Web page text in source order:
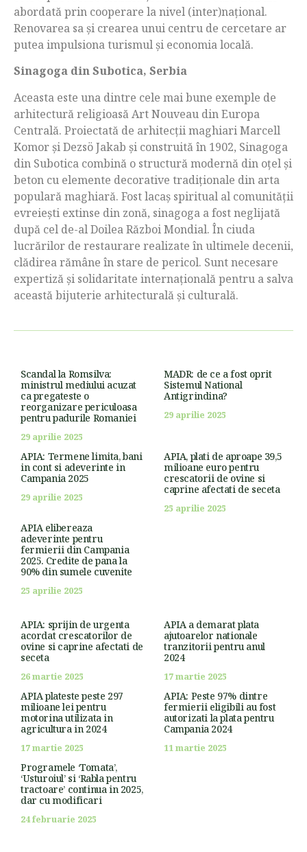
abordată prin cooperare la nivel (inter)național.
Renovarea sa și crearea unui centru de cercetare ar
putea impulsiona turismul și economia locală.
Sinagoga din Subotica, Serbia
Aceasta este una dintre cele mai bune exemple de
arhitectură religioasă Art Nouveau din Europa
Centrală. Proiectată de arhitecții maghiari Marcell
Komor și Dezsö Jakab și construită în 1902, Sinagoga
din Subotica combină o structură modernă din oțel și
beton cu elemente decorative tradiționale din arta
populară maghiară. Fost lacaș spiritual al comunității
evreiești extinse din zonă, sinagoga a fost neglijată
după cel de-al Doilea Război Mondial. În ciuda
lucrărilor de restaurare realizate în ultimele decenii,
clădirea rămâne în stare de pericol. Sunt necesare
expertiză și solidaritate internațională pentru a salva
această bijuterie arhitecturală și culturală.
Scandal la Romsilva:
ministrul mediului acuzat
ca pregateste o
reorganizare periculoasa
pentru padurile Romaniei
29 aprilie 2025
MADR: de ce a fost oprit
Sistemul National
Antigrindina?
29 aprilie 2025
APIA: Termene limita, bani
in cont si adeverinte in
Campania 2025
29 aprilie 2025
APIA, plati de aproape 39,5
milioane euro pentru
crescatorii de ovine si
caprine afectati de seceta
25 aprilie 2025
APIA elibereaza
adeverinte pentru
fermierii din Campania
2025. Credite de pana la
90% din sumele cuvenite
25 aprilie 2025
APIA: sprijin de urgenta
acordat crescatorilor de
ovine si caprine afectati de
seceta
26 martie 2025
APIA a demarat plata
ajutoarelor nationale
tranzitorii pentru anul
2024
17 martie 2025
APIA plateste peste 297
milioane lei pentru
motorina utilizata in
agricultura in 2024
17 martie 2025
APIA: Peste 97% dintre
fermierii eligibili au fost
autorizati la plata pentru
Campania 2024
11 martie 2025
Programele ‘Tomata’,
‘Usturoiul’ si ‘Rabla pentru
tractoare’ continua in 2025,
dar cu modificari
24 februarie 2025